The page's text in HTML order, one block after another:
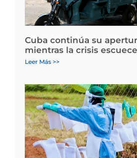
Cuba continúa su
mientras la crisis
Leer Más >>